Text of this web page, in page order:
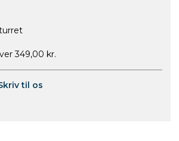
349,00 kr.
til os